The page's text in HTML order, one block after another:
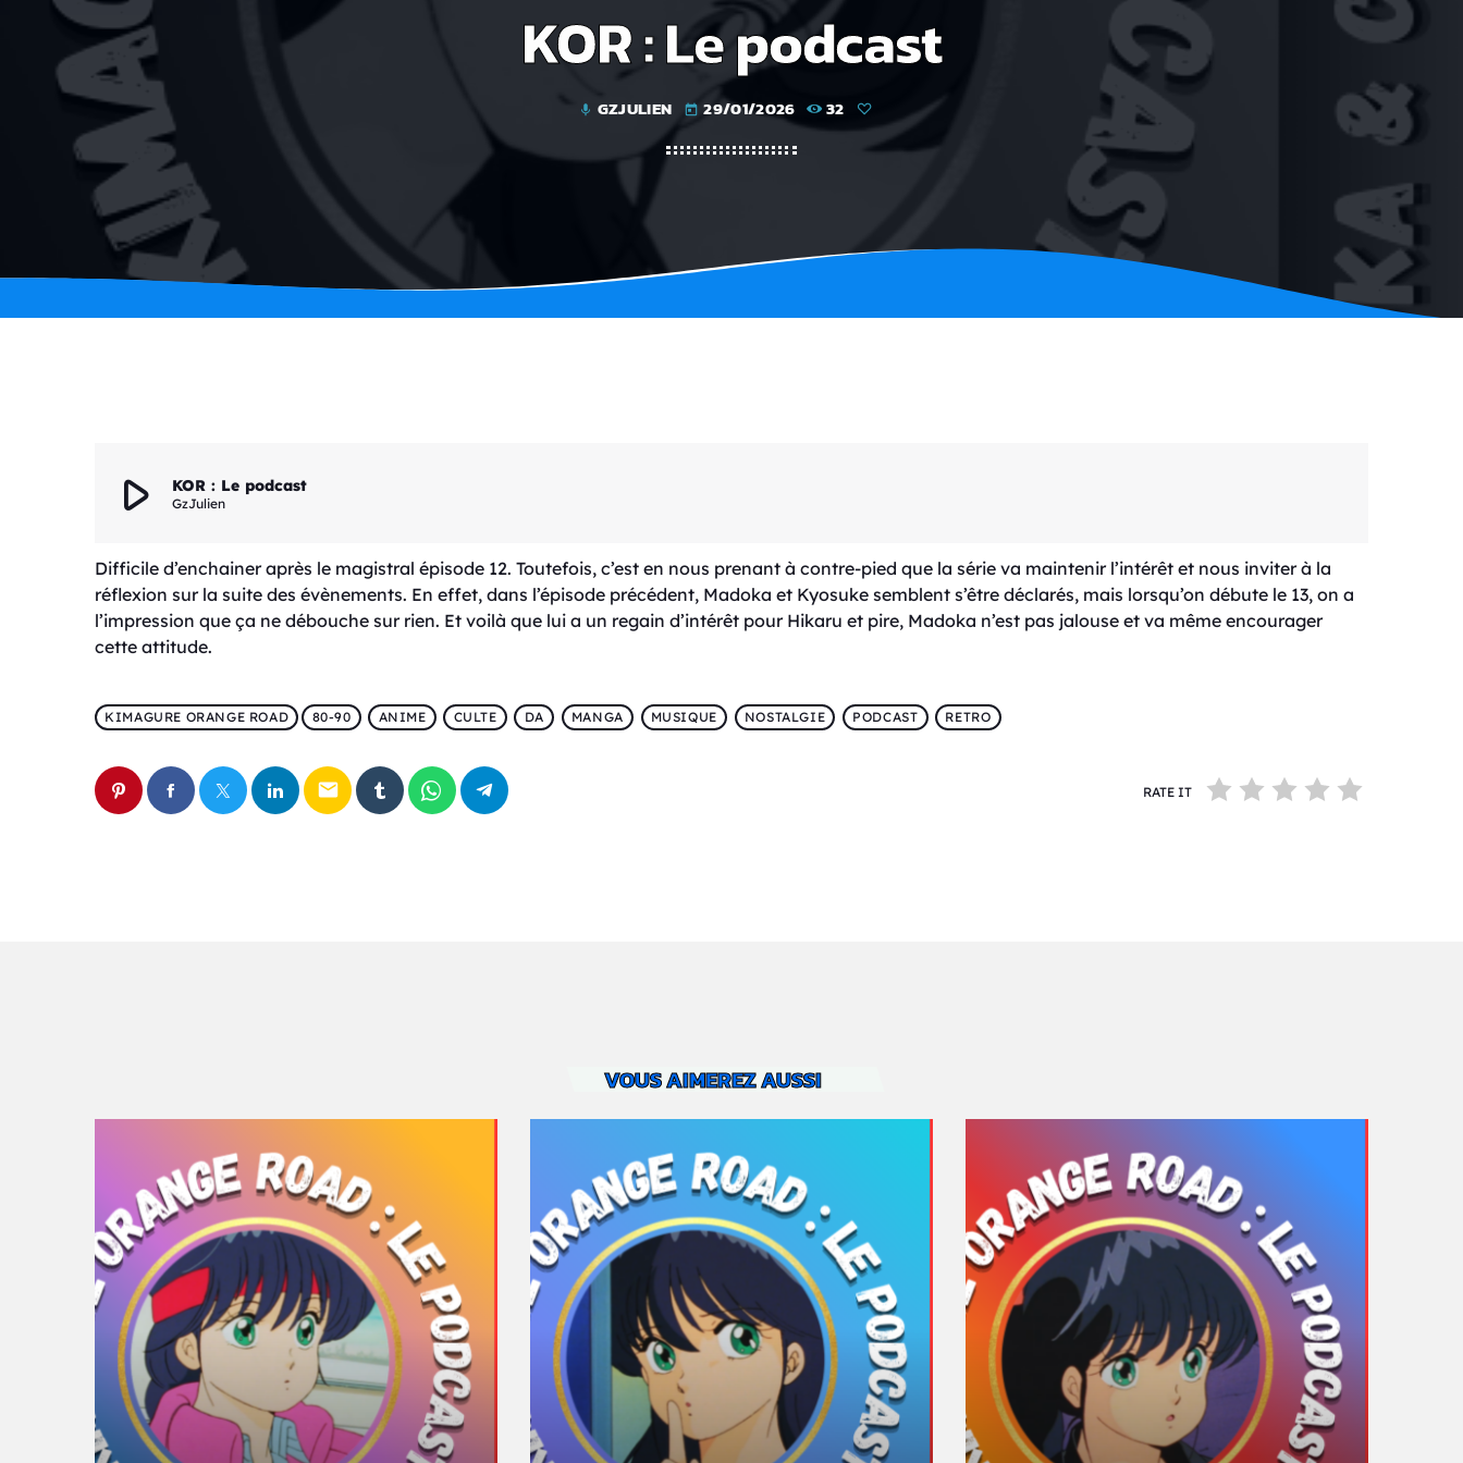
KOR : Le podcast
mic GZJULIEN today 29/01/2026 32
play_arrow KOR : Le podcast
GzJulien
Difficile d’enchainer après le magistral épisode 12. Toutefois, c’est en nous prenant à contre-pied que la série va maintenir l’intérêt et nous inviter à la
réflexion sur la suite des évènements. En effet, dans l’épisode précédent, Madoka et Kyosuke semblent s’être déclarés, mais lorsqu’on débute le 13, on a
l’impression que ça ne débouche sur rien. Et voilà que lui a un regain d’intérêt pour Hikaru et pire, Madoka n’est pas jalouse et va même encourager
cette attitude.
KIMAGURE ORANGE ROAD 80-90 ANIME CULTE DA MANGA MUSIQUE NOSTALGIE PODCAST RETRO
email RATE IT
VOUS AIMEREZ AUSSI